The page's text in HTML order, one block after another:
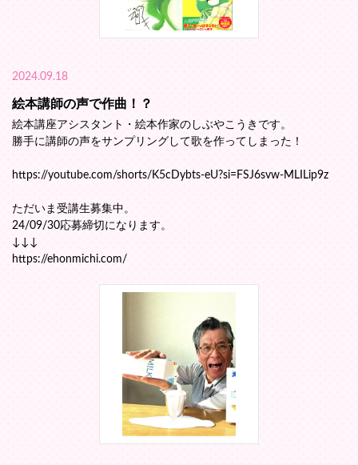
2024.09.18
絵本講師の声で作曲！？
絵本講座アシスタント・絵本作家のしぶやこうきです。
勝手に講師の声をサンプリングして歌を作ってしまった！
https://youtube.com/shorts/K5cDybts-eU?si=FSJ6svw-MLILip9z
ただいま受講生募集中。
24/09/30応募締切になります。
↓↓↓
https://ehonmichi.com/